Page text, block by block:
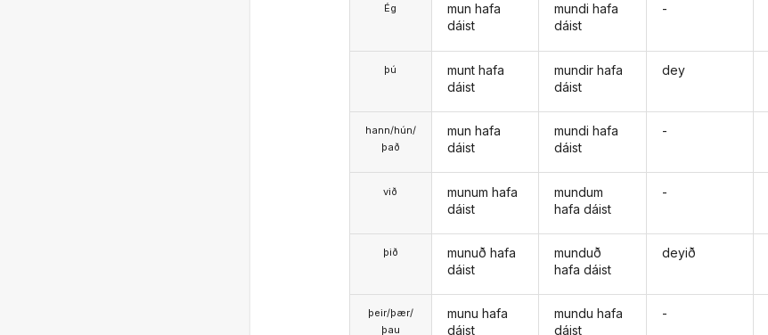
Ég
þú
hann/hún/
það
við
þið
þeir/þær/
þau
mun hafa
dáist
munt hafa
dáist
mun hafa
dáist
munum hafa
dáist
munuð hafa
dáist
munu hafa
dáist
mundi hafa
dáist
mundir hafa
dáist
mundi hafa
dáist
mundum
hafa dáist
munduð
hafa dáist
mundu hafa
dáist
-
dey
-
-
deyið
-